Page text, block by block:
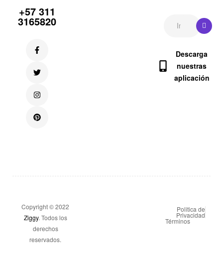
+57 311
3165820
Descarga
nuestras
aplicación
Copyright © 2022
Ziggy. Todos los
derechos
reservados.
Politica de
Privacidad
Términos